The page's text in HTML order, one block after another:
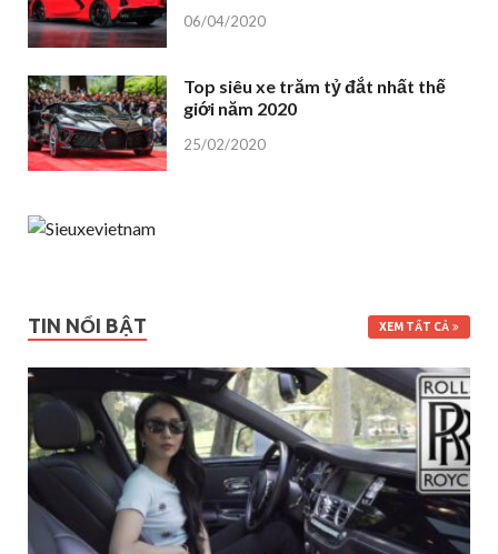
06/04/2020
Top siêu xe trăm tỷ đắt nhất thế
giới năm 2020
25/02/2020
TIN NỔI BẬT XEM TẤT CẢ